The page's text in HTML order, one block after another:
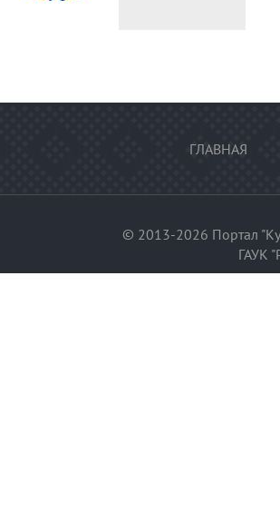
ГЛАВНАЯ
© 2013-2026 Портал
ГАУК